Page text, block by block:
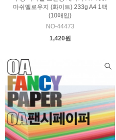
마쉬멜로우지 (화이트) 233g A4 1팩
(10매입)
NO-44473
1,420원